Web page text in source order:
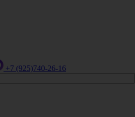
+7 (925)740-26-16